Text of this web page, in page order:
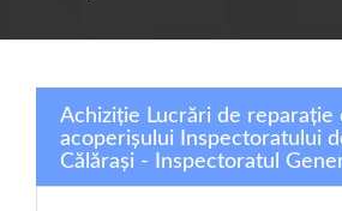
Achiziție Lucrări de reparație
acoperișului Inspectoratului
Călărași - Inspectoratul